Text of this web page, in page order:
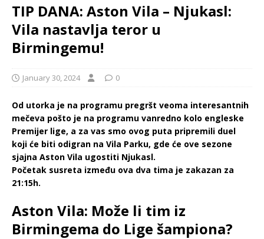
TIP DANA: Aston Vila – Njukasl:
Vila nastavlja teror u
Birmingemu!
January 30, 2024 0
Od utorka je na programu pregršt veoma interesantnih
mečeva pošto je na programu vanredno kolo engleske
Premijer lige, a za vas smo ovog puta pripremili duel
koji će biti odigran na Vila Parku, gde će ove sezone
sjajna Aston Vila ugostiti Njukasl.
Početak susreta između ova dva tima je zakazan za
21:15h.
Aston Vila: Može li tim iz
Birmingema do Lige šampiona?